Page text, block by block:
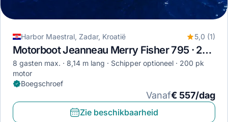
Harbor Maestral, Zadar, Kroatië 5,0 (1)
Motorboot Jeanneau Merry Fisher 795 · 2022
8 gasten max. 8,14 m lang Schipper optioneel
200 pk
motor
Boegschroef
Vanaf€ 557/dag
Zie beschikbaarheid